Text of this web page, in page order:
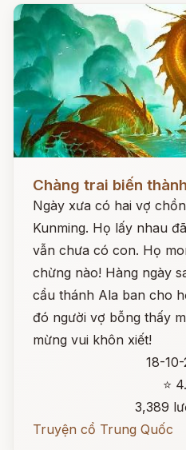
Chàng trai biến
Ngày xưa có hai vợ
Kunming. Họ lấy nhau
vẫn chưa có con. Họ
chừng nào! Hàng ngày
cẩu thánh Ala ban cho
đó người vợ bỗng thấy
mừng vui khôn xiết!
18-10-
⭐
3,389
Truyện cổ Trung Quốc